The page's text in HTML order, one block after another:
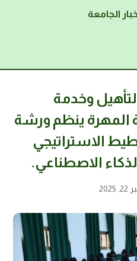
الجامعة
وخدمة
المهرة ينظم ورشة
الاستراتيجي
الاصطناعي.